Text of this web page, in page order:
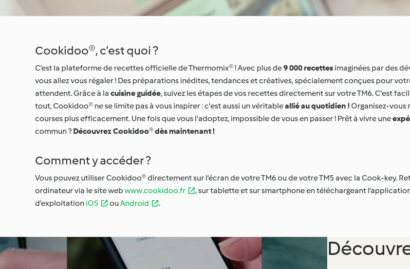
Cookidoo®, c’est quoi ?
C’est la plateforme de recettes officielle de Thermomix® ! Avec plus de9 000 recettes imaginées par des
vous allez vous régaler ! Des préparations inédites, tendances et créatives, spécialement conçues pour
attendent. Grâce à la cuisine guidée, suivez les étapes de vos recettes directement sur votre TM6. C'est
tout, Cookidoo® ne se limite pas à vous inspirer : c'est aussi un véritableallié au quotidien !Organisez-vous
courses plus efficacement. Une fois que vous l'adoptez, impossible de vous en passer ! Prêt à vivre une
commun ? Découvrez Cookidoo® dès maintenant !
Comment y accéder ?
Vous pouvez utiliser Cookidoo® directement sur l’écran de votre TM6 ou de votre TM5 avec la Cook-key.
ordinateur via le site web www.cookidoo.fr
, sur tablette et sur smartphone en téléchargeant
d’exploitation iOS ou Android .